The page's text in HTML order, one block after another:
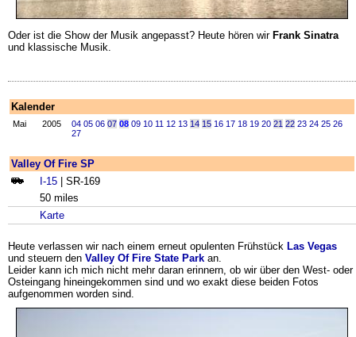
Oder ist die Show der Musik angepasst? Heute hören wir Frank Sinatra
und klassische Musik.
Kalender
Mai 2005 04 05 06 07 08 09 10 11 12 13 14 15 16 17 18 19 20 21 22 23 24 25 26
27
Valley Of Fire SP
I-15 | SR-169
50 miles
Karte
Heute verlassen wir nach einem erneut opulenten Frühstück Las Vegas
und steuern den Valley Of Fire State Park an.
Leider kann ich mich nicht mehr daran erinnern, ob wir über den West- oder
Osteingang hineingekommen sind und wo exakt diese beiden Fotos
aufgenommen worden sind.